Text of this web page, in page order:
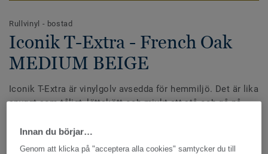
Rullvinyl - bostad
Iconik T-Extra - French Oak
MEDIUM BEIGE
Iconik T-Extra är vinylgolv avsedda för hemmiljö. Det är lika
snyggt som tåligt, lättskött och mjukt att stå och gå på.
och stenmönster till klassiska schackrutor.
Innan du börjar…
Genom att klicka på "acceptera alla cookies" samtycker du till